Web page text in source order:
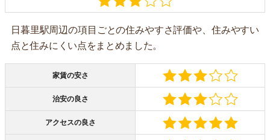
日暮里駅周辺の項目ごとの住みやすさ評価や、住みやすい
点と住みにくい点をまとめました。
家賃の安さ
治安の良さ
アクセスの良さ